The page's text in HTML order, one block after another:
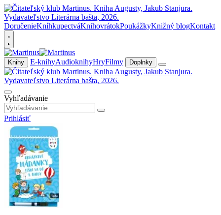
DoručenieKníhkupectváKnihovrátokPoukážkyKnižný blogKontakt
Knihy E-knihyAudioknihyHryFilmy Doplnky
Vyhľadávanie
Prihlásiť